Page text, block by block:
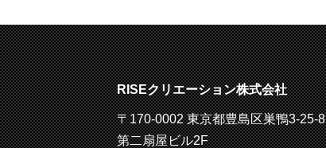
RISEクリエーション株式会社
〒170-0002 東京都豊島区巣鴨3-25-8
第二扇屋ビル2F